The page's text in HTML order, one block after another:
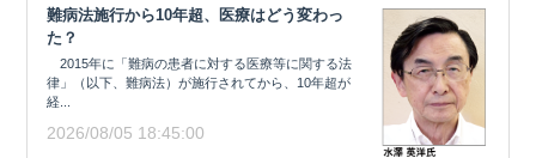
難病法施行から10年超、医療はどう変わっ
た？
2015年に「難病の患者に対する医療等に関する法
律」（以下、難病法）が施行されてから、10年超が
経...
2026/08/05 18:45:00